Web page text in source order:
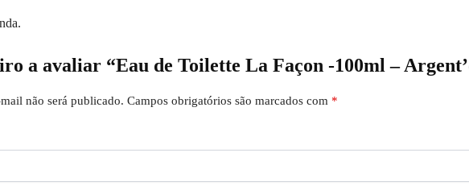
a avaliar “Eau de Toilette La Façon -100ml –
não será publicado. Campos obrigatórios são marcados com *